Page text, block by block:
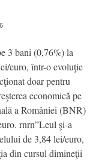
3 bani (0,76%) la
euro, într-o evoluţie
doar pentru
economică pe
a României (BNR)
rnrn”Leul şi-a
de 3,84 lei/euro,
din cursul dimineţii